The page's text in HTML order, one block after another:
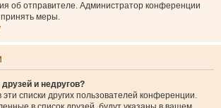
об отправителе. Администратор конференции
меры.
и недругов?
списки других пользователей конференции.